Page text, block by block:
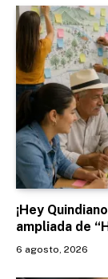
¡Hey
ampliada de
6 agosto, 2026